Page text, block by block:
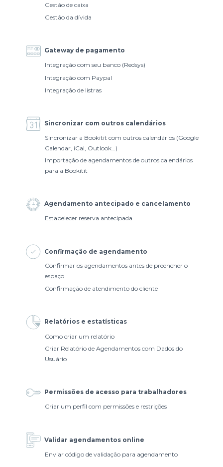
Gestão de caixa
Gestão da dívida
Gateway de pagamento
Integração com seu banco (Redsys)
Integração com Paypal
Integração de listras
Sincronizar com outros calendários
Sincronizar a Bookitit com outros calendários (Google
Calendar, iCal, Outlook…)
Importação de agendamentos de outros calendários
para a Bookitit
Agendamento antecipado e cancelamento
Estabelecer reserva antecipada
Confirmação de agendamento
Confirmar os agendamentos antes de preencher o
espaço
Confirmação de atendimento do cliente
Relatórios e estatísticas
Como criar um relatório
Criar Relatório de Agendamentos com Dados do
Usuário
Permissões de acesso para trabalhadores
Criar um perfil com permissões e restrições
Validar agendamentos online
Enviar código de validação para agendamento